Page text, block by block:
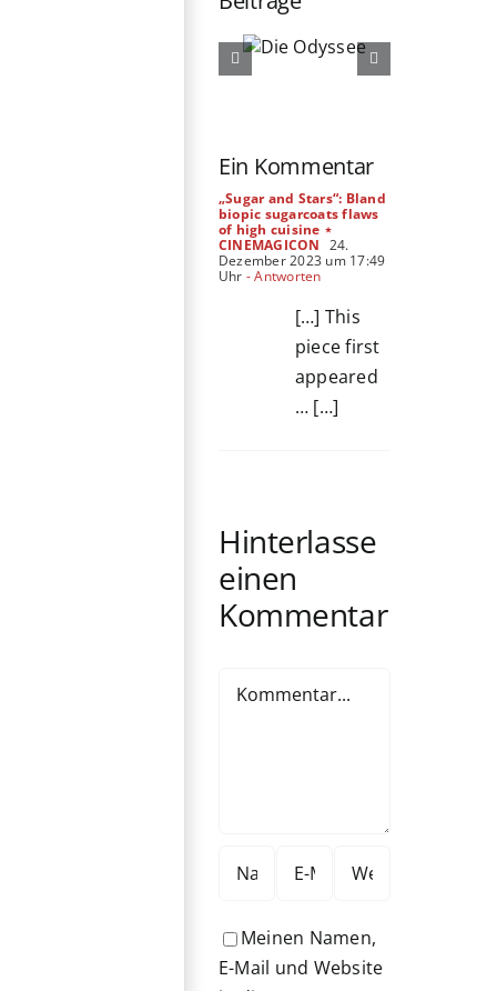
Ein Kommentar
„Sugar and Stars“: Bland
biopic sugarcoats flaws
of high cuisine ⋆
CINEMAGICON 24.
Dezember 2023 um 17:49
Uhr - Antworten
[…] This
piece first
appeared
… […]
Hinterlasse
einen
Kommentar
Meinen Namen,
E-Mail und Website